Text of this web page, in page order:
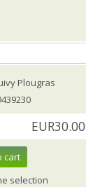
Plougras
EUR30.00
cart
selection